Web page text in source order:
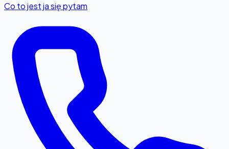
Co to jest ja się pytam